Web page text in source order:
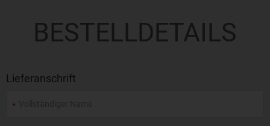
BESTELLDETAILS
Lieferanschrift